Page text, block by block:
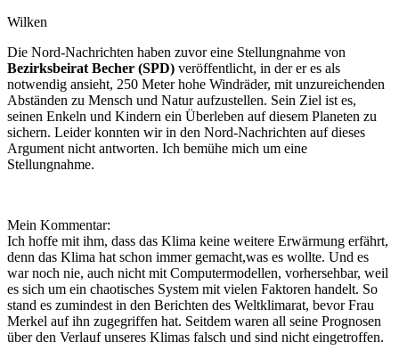
Wilken
Die Nord-Nachrichten haben zuvor eine Stellungnahme von
Bezirksbeirat Becher (SPD) veröffentlicht, in der er es als
notwendig ansieht, 250 Meter hohe Windräder, mit unzureichenden
Abständen zu Mensch und Natur aufzustellen. Sein Ziel ist es,
seinen Enkeln und Kindern ein Überleben auf diesem Planeten zu
sichern. Leider konnten wir in den Nord-Nachrichten auf dieses
Argument nicht antworten. Ich bemühe mich um eine
Stellungnahme.
Mein Kommentar:
Ich hoffe mit ihm, dass das Klima keine weitere Erwärmung erfährt,
denn das Klima hat schon immer gemacht,was es wollte. Und es
war noch nie, auch nicht mit Computermodellen, vorhersehbar, weil
es sich um ein chaotisches System mit vielen Faktoren handelt. So
stand es zumindest in den Berichten des Weltklimarat, bevor Frau
Merkel auf ihn zugegriffen hat. Seitdem waren all seine Prognosen
über den Verlauf unseres Klimas falsch und sind nicht eingetroffen.